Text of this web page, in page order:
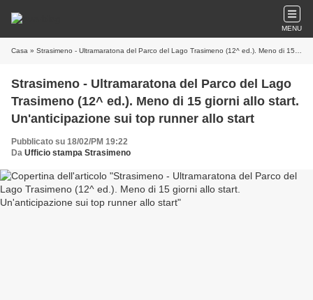
MENU
Casa » Strasimeno - Ultramaratona del Parco del Lago Trasimeno (12^ ed.). Meno di 15 giorni allo start. Un'anticipazione sui top runner allo start
Strasimeno - Ultramaratona del Parco del Lago
Trasimeno (12^ ed.). Meno di 15 giorni allo start.
Un'anticipazione sui top runner allo start
Pubblicato su 18/02/PM 19:22
Da Ufficio stampa Strasimeno